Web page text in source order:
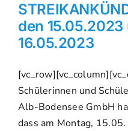
den
16.05.2023
Schülerinnen und
Alb-Bodensee GmbH
dass am Montag,